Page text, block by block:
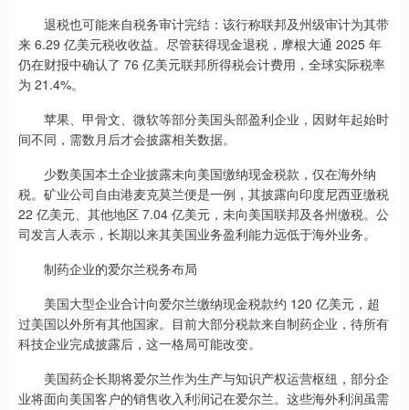
退税也可能来自税务审计完结：该行称联邦及州级审计为其带
来 6.29 亿美元税收收益。尽管获得现金退税，摩根大通 2025 年
仍在财报中确认了 76 亿美元联邦所得税会计费用，全球实际税率
为 21.4%。
苹果、甲骨文、微软等部分美国头部盈利企业，因财年起始时
间不同，需数月后才会披露相关数据。
少数美国本土企业披露未向美国缴纳现金税款，仅在海外纳
税。矿业公司自由港麦克莫兰便是一例，其披露向印度尼西亚缴税
22 亿美元、其他地区 7.04 亿美元，未向美国联邦及各州缴税。公
司发言人表示，长期以来其美国业务盈利能力远低于海外业务。
制药企业的爱尔兰税务布局
美国大型企业合计向爱尔兰缴纳现金税款约 120 亿美元，超
过美国以外所有其他国家。目前大部分税款来自制药企业，待所有
科技企业完成披露后，这一格局可能改变。
美国药企长期将爱尔兰作为生产与知识产权运营枢纽，部分企
业将面向美国客户的销售收入利润记在爱尔兰。这些海外利润虽需